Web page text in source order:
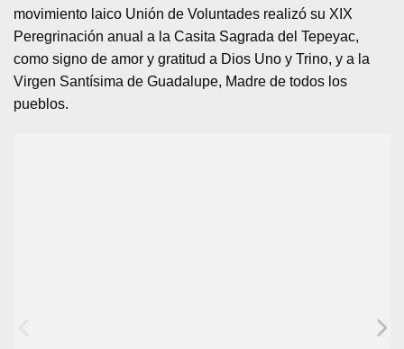
movimiento laico Unión de Voluntades realizó su XIX
Peregrinación anual a la Casita Sagrada del Tepeyac,
como signo de amor y gratitud a Dios Uno y Trino, y a la
Virgen Santísima de Guadalupe, Madre de todos los
pueblos.